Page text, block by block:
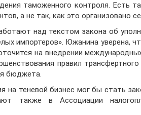
таможенного контроля. Есть
а не так, как это организовано
над текстом закона об
импортеров». Южанина уверена,
на внедрении
правил
бюджета.
на теневой бизнес мог бы стать
также в Ассоциации